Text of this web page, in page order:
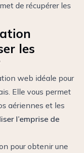
de récupérer les
les
web idéale pour
Elle vous permet
aériennes et les
l’emprise de
pour obtenir une